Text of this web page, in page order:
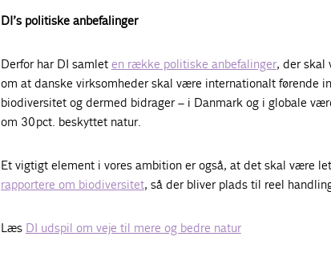
DI’s politiske anbefalinger
Derfor har DI samlet en række politiske anbefalinger, der skal
om at danske virksomheder skal være internationalt førende
biodiversitet og dermed bidrager – i Danmark og i globale
om 30 pct. beskyttet natur.
Et vigtigt element i vores ambition er også, at det skal være
rapportere om biodiversitet, så der bliver plads til reel
Læs DI udspil om veje til mere og bedre natur